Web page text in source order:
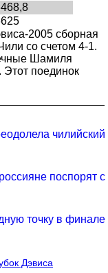
2005 сборная
со счетом 4-1.
Шамиля
поединок
чилийский
поспорят с
точку в финале
Дэвиса